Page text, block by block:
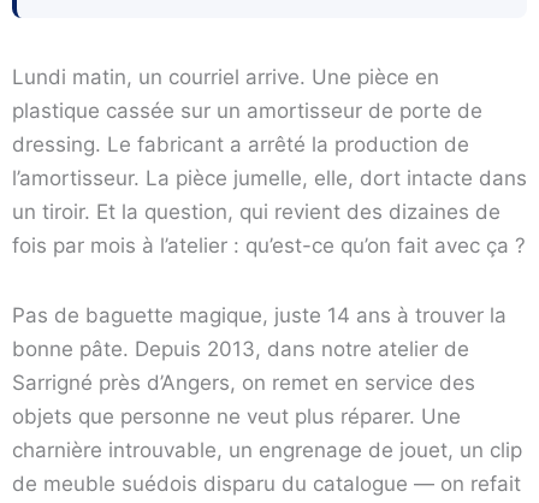
Lundi matin, un courriel arrive. Une pièce en
plastique cassée sur un amortisseur de porte de
dressing. Le fabricant a arrêté la production de
l’amortisseur. La pièce jumelle, elle, dort intacte dans
un tiroir. Et la question, qui revient des dizaines de
fois par mois à l’atelier : qu’est-ce qu’on fait avec ça ?
Pas de baguette magique, juste 14 ans à trouver la
bonne pâte. Depuis 2013, dans notre atelier de
Sarrigné près d’Angers, on remet en service des
objets que personne ne veut plus réparer. Une
charnière introuvable, un engrenage de jouet, un clip
de meuble suédois disparu du catalogue — on refait